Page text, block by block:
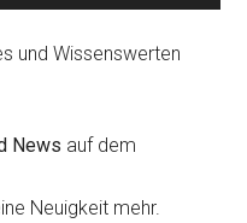
und Wissenswerten
News auf dem
Neuigkeit mehr.